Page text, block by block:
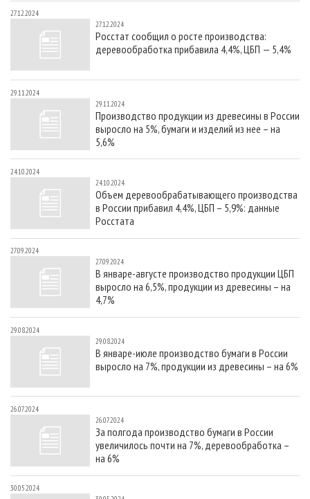
27.12.2024
27.12.2024
Росстат сообщил о росте производства:
деревообработка прибавила 4,4%, ЦБП — 5,4%
29.11.2024
29.11.2024
Производство продукции из древесины в России
выросло на 5%, бумаги и изделий из нее – на
5,6%
24.10.2024
24.10.2024
Объем деревообрабатывающего производства
в России прибавил 4,4%, ЦБП – 5,9%: данные
Росстата
27.09.2024
27.09.2024
В январе-августе производство продукции ЦБП
выросло на 6,5%, продукции из древесины – на
4,7%
29.08.2024
29.08.2024
В январе-июле производство бумаги в России
выросло на 7%, продукции из древесины – на 6%
26.07.2024
26.07.2024
За полгода производство бумаги в России
увеличилось почти на 7%, деревообработка –
на 6%
30.05.2024